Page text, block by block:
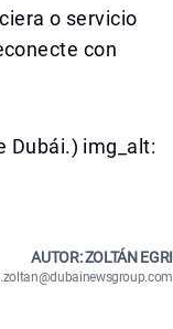
o servicio
con
Dubái.) img_alt:
AUTOR: ZOLTÁN EGRI